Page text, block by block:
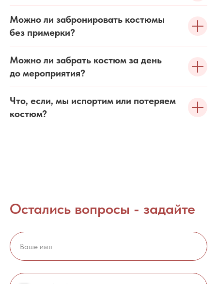
Можно ли забронировать костюмы
без примерки?
Можно ли забрать костюм за день
до мероприятия?
Что, если, мы испортим или потеряем
костюм?
Остались вопросы - задайте